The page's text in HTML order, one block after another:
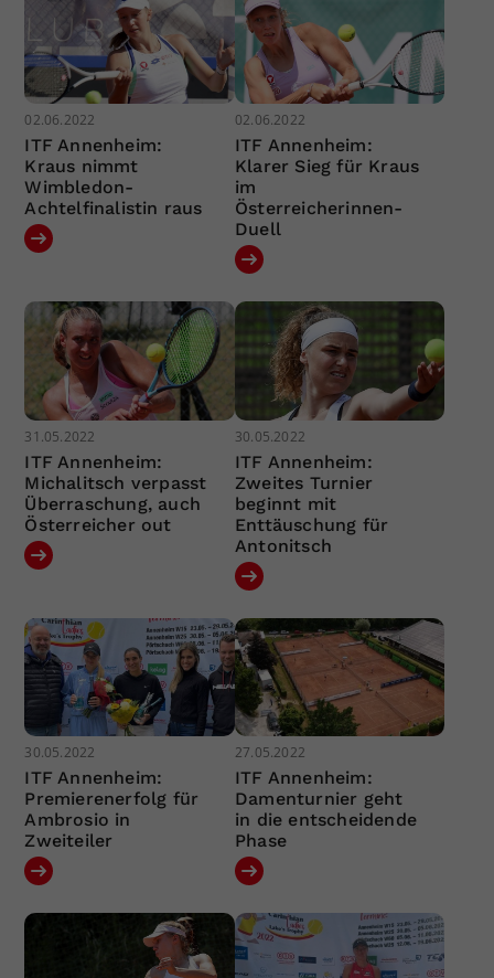
02.06.2022
ITF Annenheim:
Kraus nimmt
Wimbledon-
Achtelfinalistin raus
02.06.2022
ITF Annenheim:
Klarer Sieg für Kraus
im
Österreicherinnen-
Duell
31.05.2022
ITF Annenheim:
Michalitsch verpasst
Überraschung, auch
Österreicher out
30.05.2022
ITF Annenheim:
Zweites Turnier
beginnt mit
Enttäuschung für
Antonitsch
30.05.2022
ITF Annenheim:
Premierenerfolg für
Ambrosio in
Zweiteiler
27.05.2022
ITF Annenheim:
Damenturnier geht
in die entscheidende
Phase